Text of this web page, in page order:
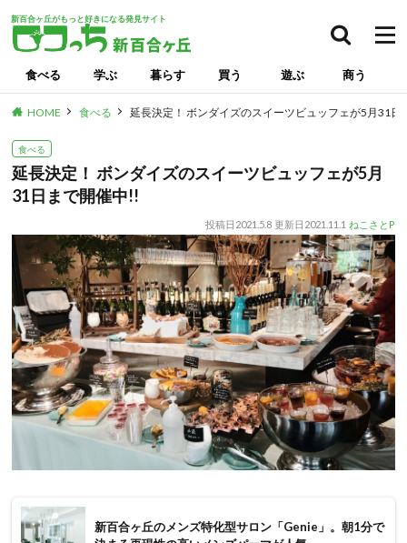
新百合ヶ丘がもっと好きになる発見サイト
食べる 学ぶ 暮らす 買う 遊ぶ 商う
HOME 食べる 延長決定！ ボンダイズのスイーツビュッフェが5月31
食べる
延長決定！ ボンダイズのスイーツビュッフェが5月
31日まで開催中!!
投稿日 2021.5.8 更新日 2021.11.1 ねこさとP
新百合ヶ丘のメンズ特化型サロン「Genie」。朝1分で